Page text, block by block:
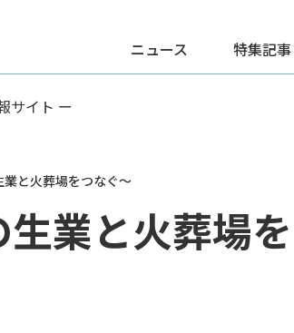
サイト ー
ニュース 特集記事
と火葬場をつなぐ～
業と火葬場